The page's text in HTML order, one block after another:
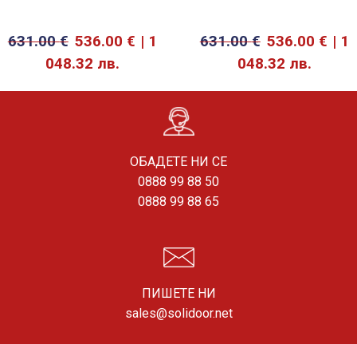
631.00€ 536.00 €
1
048.32 лв.
631.00€ 536.00 €
1
048.32 лв.
ОБАДЕТЕ НИ СЕ
0888 99 88 50
0888 99 88 65
ПИШЕТЕ НИ
sales@solidoor.net